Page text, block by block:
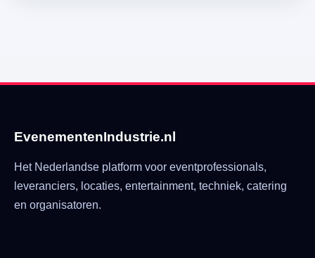
EvenementenIndustrie.nl
Het Nederlandse platform voor eventprofessionals,
leveranciers, locaties, entertainment, techniek, catering
en organisatoren.